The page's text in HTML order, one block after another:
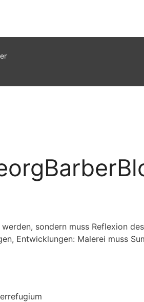
sondern muss Reflexion
Entwicklungen: Malerei muss